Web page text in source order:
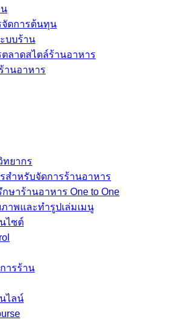
น
จัดการต้นทุน
บบร้าน
ลาดสไตล์ร้านอาหาร
านอาหาร
ทยากร
สำหรับจัดการร้านอาหาร
ษาร้านอาหาร One to One
าพและทำรูปเล่มเมนู
ไซต์
ารร้าน
ไลน์